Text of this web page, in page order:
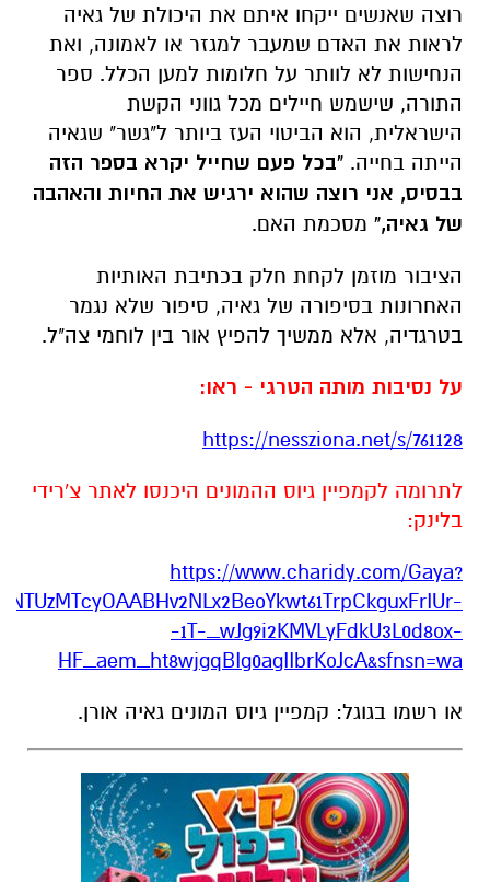
רוצה שאנשים ייקחו איתם את היכולת של גאיה
לראות את האדם שמעבר למגזר או לאמונה, ואת
הנחישות לא לוותר על חלומות למען הכלל. ספר
התורה, שישמש חיילים מכל גווני הקשת
הישראלית, הוא הביטוי העז ביותר ל"גשר" שגאיה
הייתה בחייה. "בכל פעם שחייל יקרא בספר הזה
בבסיס, אני רוצה שהוא ירגיש את החיות והאהבה
של גאיה," מסכמת האם.
הציבור מוזמן לקחת חלק בכתיבת האותיות
האחרונות בסיפורה של גאיה, סיפור שלא נגמר
בטרגדיה, אלא ממשיך להפיץ אור בין לוחמי צה"ל.
על נסיבות מותה הטרגי - ראו:
https://nessziona.net/s/761128
לתרומה לקמפיין גיוס ההמונים היכנסו לאתר צ'רידי
בלינק:
https://www.charidy.com/Gaya?
-1T-_wJg9i2KMVLyFdkU3L0d8ox-
HF_aem_ht8wjgqBIg0agIIbrKoJcA&sfnsn=wa
או רשמו בגוגל: קמפיין גיוס המונים גאיה אורן.